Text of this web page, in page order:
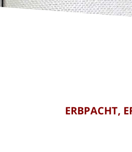
ERBPACHT,